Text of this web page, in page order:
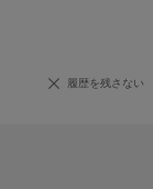
履歴を残さない